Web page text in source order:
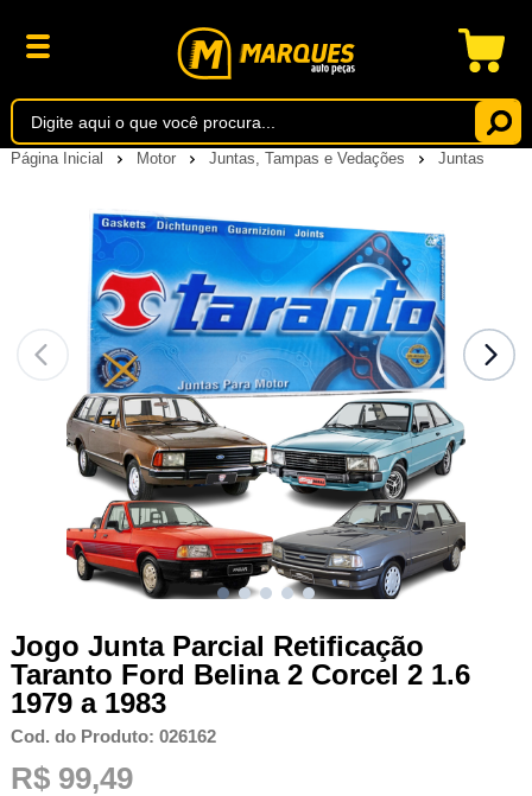
Página Inicial Motor Juntas, Tampas e Vedações Juntas
Jogo Junta Parcial Retificação
Taranto Ford Belina 2 Corcel 2 1.6
1979 a 1983
Cod. do Produto: 026162
R$ 99,49